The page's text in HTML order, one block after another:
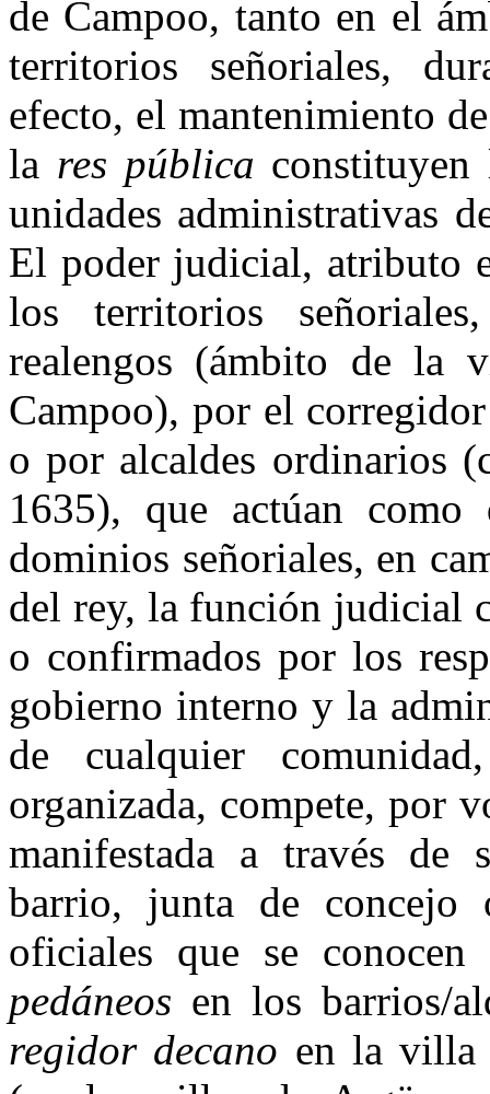
de Campoo, tanto en el
territorios señoriales,
efecto, el mante­nimiento
la res pública
unidades administrativas
El poder judicial, atributo
los territorios
realengos (ámbito de la
Campoo), por el
o por alcaldes ordinarios
1635), que actúan como
dominios señoriales, en
del rey, la función judicial
o confirmados por los
go­bierno interno y la
de cualquier
organizada, compete, por
manifestada a través de
barrio, junta de concejo
oficiales que se conocen
pedá­neos en los barrios/
regidor decano en la villa